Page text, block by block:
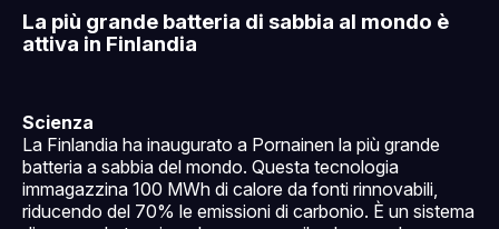
La più grande batteria di sabbia al mondo è
attiva in Finlandia
Scienza
La Finlandia ha inaugurato a Pornainen la più grande
batteria a sabbia del mondo. Questa tecnologia
immagazzina 100 MWh di calore da fonti rinnovabili,
riducendo del 70% le emissioni di carbonio. È un sistema